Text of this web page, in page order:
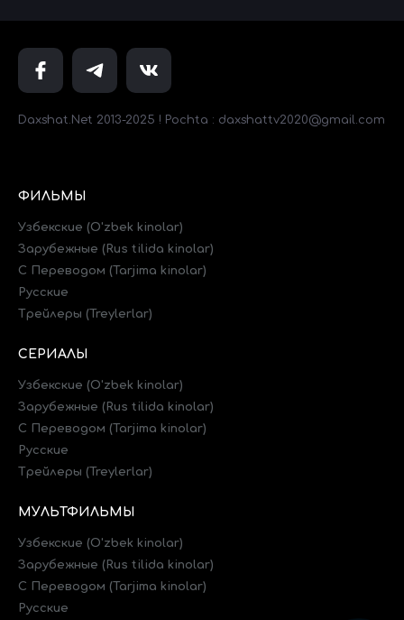
Daxshat.Net 2013-2025 ! Pochta : daxshattv2020@gmail.com
ФИЛЬМЫ
Узбекские (O'zbek kinolar)
Зарубежные (Rus tilida kinolar)
C Переводом (Tarjima kinolar)
Русские
Трейлеры (Treylerlar)
СЕРИАЛЫ
Узбекские (O'zbek kinolar)
Зарубежные (Rus tilida kinolar)
C Переводом (Tarjima kinolar)
Русские
Трейлеры (Treylerlar)
МУЛЬТФИЛЬМЫ
Узбекские (O'zbek kinolar)
Зарубежные (Rus tilida kinolar)
C Переводом (Tarjima kinolar)
Русские